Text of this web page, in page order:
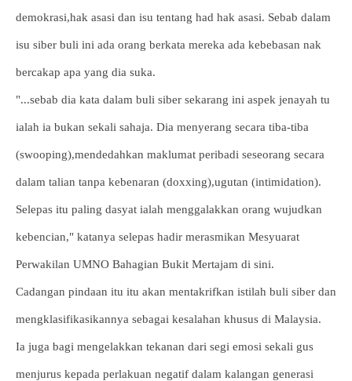
demokrasi,hak asasi dan isu tentang had hak asasi. Sebab dalam
isu siber buli ini ada orang berkata mereka ada kebebasan nak
bercakap apa yang dia suka.
"...sebab dia kata dalam buli siber sekarang ini aspek jenayah tu
ialah ia bukan sekali sahaja. Dia menyerang secara tiba-tiba
(swooping),mendedahkan maklumat peribadi seseorang secara
dalam talian tanpa kebenaran (doxxing),ugutan (intimidation).
Selepas itu paling dasyat ialah menggalakkan orang wujudkan
kebencian," katanya selepas hadir merasmikan Mesyuarat
Perwakilan UMNO Bahagian Bukit Mertajam di sini.
Cadangan pindaan itu itu akan mentakrifkan istilah buli siber dan
mengklasifikasikannya sebagai kesalahan khusus di Malaysia.
Ia juga bagi mengelakkan tekanan dari segi emosi sekali gus
menjurus kepada perlakuan negatif dalam kalangan generasi